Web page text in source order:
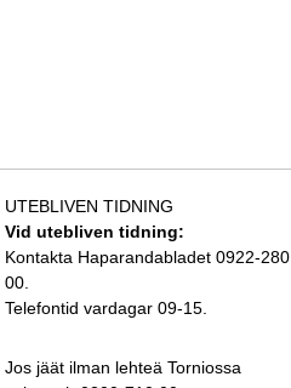
UTEBLIVEN TIDNING
Vid utebliven tidning:
Kontakta Haparandabladet 0922-280
00.
Telefontid vardagar 09-15.
Jos jäät ilman lehteä Torniossa